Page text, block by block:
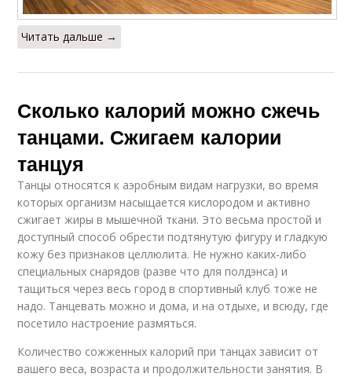
Читать дальше →
Сколько калорий можно сжечь
танцами. Сжигаем калории
танцуя
Танцы относятся к аэробным видам нагрузки, во время
которых организм насыщается кислородом и активно
сжигает жиры в мышечной ткани. Это весьма простой и
доступный способ обрести подтянутую фигуру и гладкую
кожу без признаков целлюлита. Не нужно каких-либо
специальных снарядов (разве что для полдэнса) и
тащиться через весь город в спортивный клуб тоже не
надо. Танцевать можно и дома, и на отдыхе, и всюду, где
посетило настроение размяться.
Количество сожженных калорий при танцах зависит от
вашего веса, возраста и продолжительности занятия. В